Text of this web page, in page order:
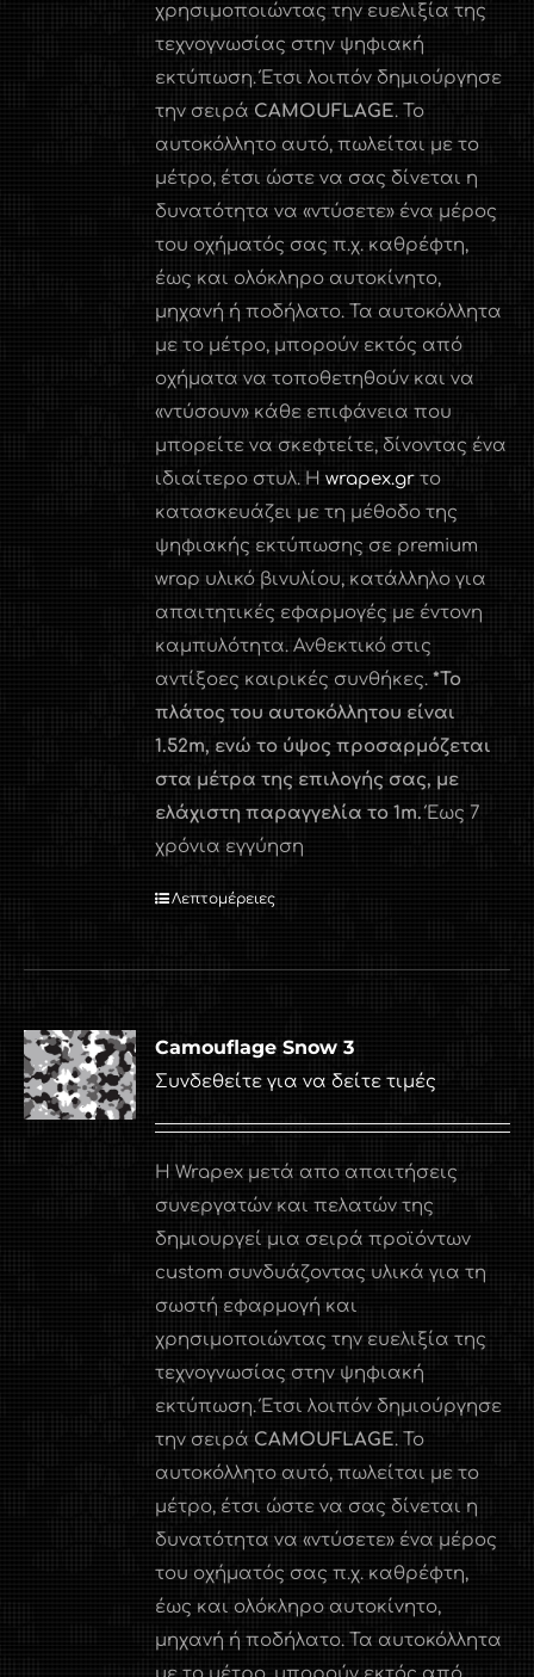
χρησιμοποιώντας την ευελιξία της
τεχνογνωσίας στην ψηφιακή
εκτύπωση. Έτσι λοιπόν δημιούργησε
την σειρά CAMOUFLAGE. Το
αυτοκόλλητο αυτό, πωλείται με το
μέτρο, έτσι ώστε να σας δίνεται η
δυνατότητα να «ντύσετε» ένα μέρος
του οχήματός σας π.χ. καθρέφτη,
έως και ολόκληρο αυτοκίνητο,
μηχανή ή ποδήλατο. Τα αυτοκόλλητα
με το μέτρο, μπορούν εκτός από
οχήματα να τοποθετηθούν και να
«ντύσουν» κάθε επιφάνεια που
μπορείτε να σκεφτείτε, δίνοντας ένα
ιδιαίτερο στυλ. Ηwrapex.gr το
κατασκευάζει με τη μέθοδο της
ψηφιακής εκτύπωσης σε premium
wrap υλικό βινυλίου, κατάλληλο για
απαιτητικές εφαρμογές με έντονη
καμπυλότητα. Ανθεκτικό στις
αντίξοες καιρικές συνθήκες.*Το
πλάτος του αυτοκόλλητου είναι
1.52m, ενώ το ύψος προσαρμόζεται
στα μέτρα της επιλογής σας, με
ελάχιστη παραγγελία το 1m.Έως 7
χρόνια εγγύηση
Λεπτομέρειες
Camouflage Snow 3
Συνδεθείτε για να δείτε τιμές
Η Wrapex μετά απο απαιτήσεις
συνεργατών και πελατών της
δημιουργεί μια σειρά προϊόντων
custom συνδυάζοντας υλικά για τη
σωστή εφαρμογή και
χρησιμοποιώντας την ευελιξία της
τεχνογνωσίας στην ψηφιακή
εκτύπωση. Έτσι λοιπόν δημιούργησε
την σειρά CAMOUFLAGE. Το
αυτοκόλλητο αυτό, πωλείται με το
μέτρο, έτσι ώστε να σας δίνεται η
δυνατότητα να «ντύσετε» ένα μέρος
του οχήματός σας π.χ. καθρέφτη,
έως και ολόκληρο αυτοκίνητο,
μηχανή ή ποδήλατο. Τα αυτοκόλλητα